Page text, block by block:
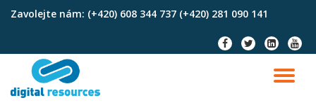
Zavolejte nám: (+420) 608 344 737 (+420) 281 090 141
fa-
facebook
fa-
twitter
fa-
linkedin-
square
fa-